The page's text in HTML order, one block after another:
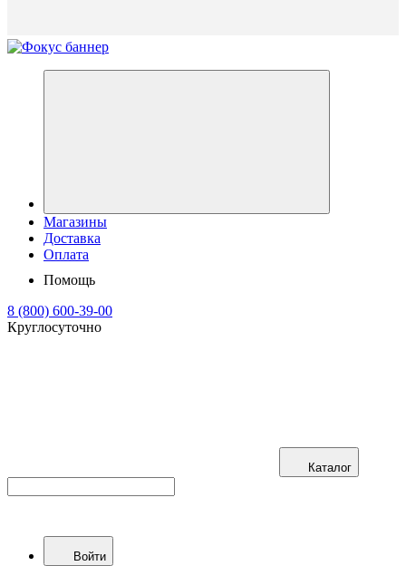
Магазины
Доставка
Оплата
Помощь
8 (800) 600-39-00
Круглосуточно
Каталог
Войти